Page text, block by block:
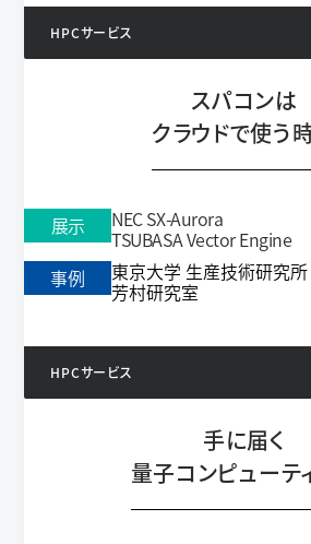
HPCサービス
スパコンは
クラウドで使う
展示 NEC SX-Aurora
TSUBASA Vector Engine
事例
東京大学 生産技術研究所
芳村研究室
HPCサービス
手に届く
量子コンピューテ